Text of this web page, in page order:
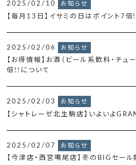
2025/02/10 お知らせ
【毎月13日】イサミの日はポイント
2025/02/06 お知らせ
【お得情報】お酒（ビール系飲料・チュ
倍!!について
2025/02/03 お知らせ
【シャトレーゼ北生駒店】いよいよ
2025/02/07 お知らせ
【今津店・西宮鳴尾店】冬のBIGセール